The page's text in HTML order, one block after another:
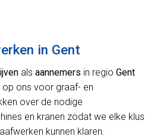
in Gent
als aannemers in regio Gent
op ons voor graaf- en
over de nodige
en kranen zodat we elke klus
kunnen klaren.